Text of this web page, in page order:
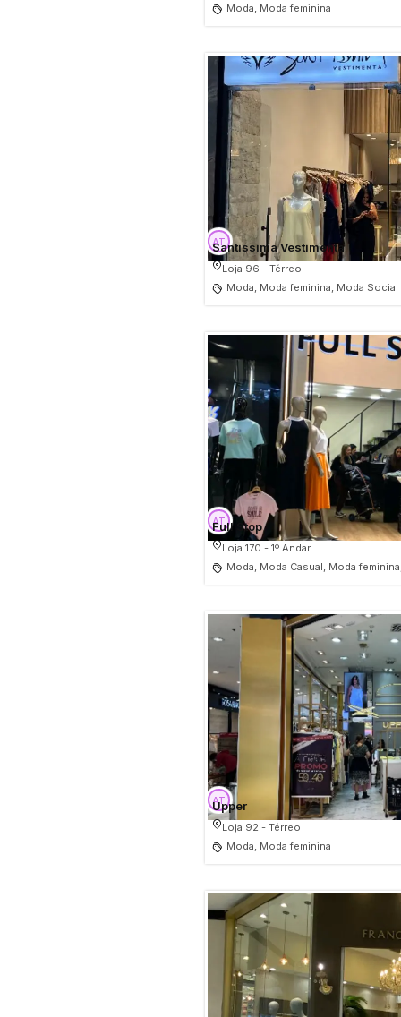
Moda, Moda feminina
Santissima Vestimenta
Loja 96 - Térreo
Moda, Moda feminina, Moda Social
Full Stop
Loja 170 - 1º Andar
Moda, Moda Casual, Moda
Upper
Loja 92 - Térreo
Moda, Moda feminina